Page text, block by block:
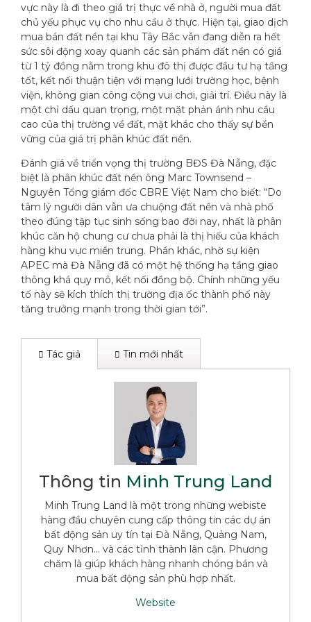
vực này là đi theo giá trị thực về nhà ở, người mua đất
chủ yếu phục vụ cho nhu cầu ở thực. Hiện tại, giao dịch
mua bán đất nền tại khu Tây Bắc vẫn đang diễn ra hết
sức sôi động xoay quanh các sản phẩm đất nền có giá
từ 1 tỷ đồng nằm trong khu đô thị được đầu tư hạ tầng
tốt, kết nối thuận tiện với mạng lưới trường học, bệnh
viện, không gian công cộng vui chơi, giải trí. Điều này là
một chỉ dấu quan trọng, một mặt phản ánh nhu cầu
cao của thị trường về đất, mặt khác cho thấy sự bền
vững của giá trị phân khúc đất nền.
Đánh giá về triển vọng thị trường BĐS Đà Nẵng, đặc
biệt là phân khúc đất nền ông Marc Townsend –
Nguyên Tổng giám đốc CBRE Việt Nam cho biết: “Do
tâm lý người dân vẫn ưa chuộng đất nền và nhà phố
theo đúng tập tục sinh sống bao đời nay, nhất là phân
khúc căn hộ chung cư chưa phải là thị hiếu của khách
hàng khu vực miền trung. Phần khác, nhờ sự kiện
APEC mà Đà Nẵng đã có một hệ thống hạ tầng giao
thông khá quy mô, kết nối đồng bộ. Chính những yếu
tố này sẽ kích thích thị trường địa ốc thành phố này
tăng trưởng mạnh trong thời gian tới”.
Tác giả Tin mới nhất
Thông tin Minh Trung Land
Minh Trung Land là một trong những webiste
hàng đầu chuyên cung cấp thông tin các dự án
bất động sản uy tín tại Đà Nẵng, Quảng Nam,
Quy Nhơn... và các tỉnh thành lân cận. Phương
chăm là giúp khách hàng nhanh chóng bán và
mua bất động sản phù hợp nhất.
Website